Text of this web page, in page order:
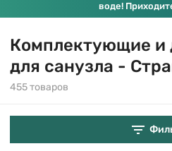
воде!
Комплектующие и
для санузла -
455 товаров